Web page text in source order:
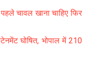
चावल खाना चाहिए फिर
घोषित, भोपाल में 210